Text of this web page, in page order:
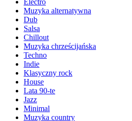
Electro
Muzyka alternatywna
Dub
Salsa
Chillout
Muzyka chrześcijańska
Techno
Indie
Klasyczny rock
House
Lata 90-te
Jazz
Minimal
Muzyka country